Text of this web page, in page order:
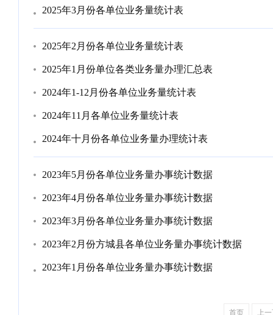
2025年3月份各单位业务量统计表
2025年2月份各单位业务量统计表
2025年1月份单位各类业务量办理汇总表
2024年1-12月份各单位业务量统计表
2024年11月各单位业务量统计表
2024年十月份各单位业务量办理统计表
2023年5月份各单位业务量办事统计数据
2023年4月份各单位业务量办事统计数据
2023年3月份各单位业务量办事统计数据
2023年2月份方城县各单位业务量办事统计数据
2023年1月份各单位业务量办事统计数据
首页 上